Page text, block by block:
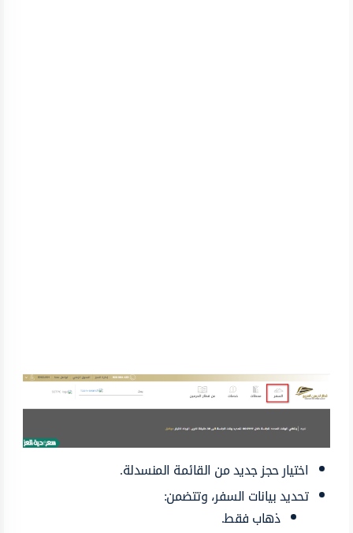
اختيار حجز جديد من القائمة المنسدلة.
تحديد بيانات السفر، وتتضمن:
ذهاب فقط.